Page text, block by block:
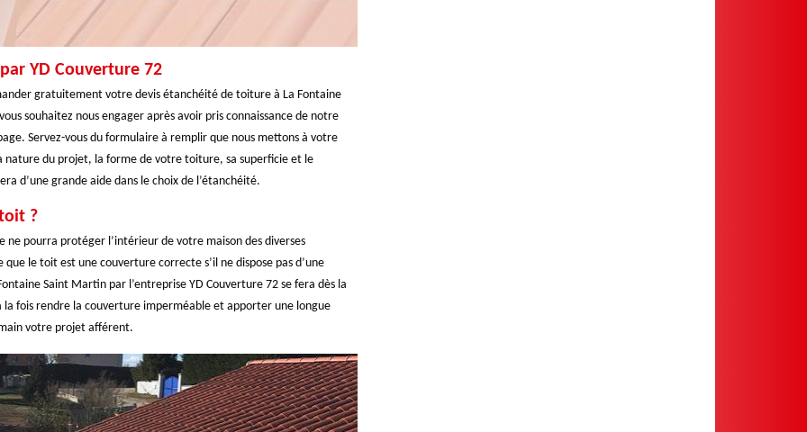
YD Couverture 72
gratuitement votre devis étanchéité de toiture à La Fontaine
souhaitez nous engager après avoir pris connaissance de notre
Servez-vous du formulaire à remplir que nous mettons à votre
nature du projet, la forme de votre toiture, sa superficie et le
d’une grande aide dans le choix de l’étanchéité.
?
pourra protéger l’intérieur de votre maison des diverses
le toit est une couverture correcte s’il ne dispose pas d’une
Saint Martin par l’entreprise YD Couverture 72 se fera dès la
la fois rendre la couverture imperméable et apporter une longue
votre projet afférent.